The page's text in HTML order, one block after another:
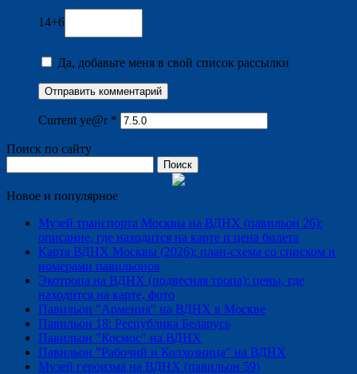
14+6
Да, добавьте меня в свой список рассылки
Current ye@r *
Поиск по сайту
Новое и популярное
Музей транспорта Москвы на ВДНХ (павильон 26):
описание, где находится на карте и цена билета
Карта ВДНХ Москвы (2026): план-схема со списком и
номерами павильонов
Экотропа на ВДНХ (подвесная тропа): цены, где
находится на карте, фото
Павильон "Армения" на ВДНХ в Москве
Павильон 18: Республика Беларусь
Павильон "Космос" на ВДНХ
Павильон "Рабочий и Колхозница" на ВДНХ
Музей героизма на ВДНХ (павильон 59)